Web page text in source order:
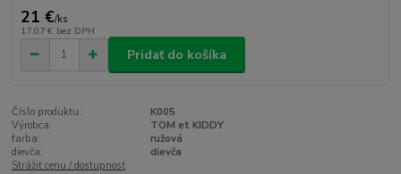
21 €/ks
17,07 € bez DPH
Pridať do košíka
Číslo produktu:
K005
Výrobca:
TOM et KIDDY
farba:
ružová
dievča:
dievča
Strážiť cenu / dostupnosť